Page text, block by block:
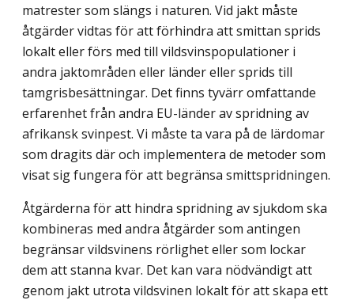
matrester som slängs i naturen. Vid jakt måste
åtgärder vidtas för att förhindra att smittan sprids
lokalt eller förs med till vildsvins­populationer i
andra jaktområden eller länder eller sprids till
tamgrisbesättningar. Det finns tyvärr omfattande
erfarenhet från andra EU-länder av spridning av
afrikansk svinpest. Vi måste ta vara på de lärdomar
som dragits där och implementera de metoder som
visat sig fungera för att begränsa smittspridningen.
Åtgärderna för att hindra spridning av sjukdom ska
kombineras med andra åtgärder som antingen
begränsar vildsvinens rörlighet eller som lockar
dem att stanna kvar. Det kan vara nödvändigt att
genom jakt utrota vildsvinen lokalt för att skapa ett